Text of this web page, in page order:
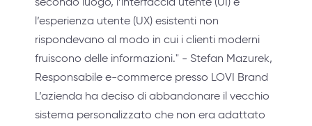
l’esperienza utente (UX) esistenti non
rispondevano al modo in cui i clienti moderni
fruiscono delle informazioni." - Stefan Mazurek,
Responsabile e-commerce presso LOVI Brand
L’azienda ha deciso di abbandonare il vecchio
sistema personalizzato che non era adattato